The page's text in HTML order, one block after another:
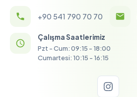
+90 541 790 70 70
Çalışma Saatlerimiz
Pzt - Cum: 09:15 - 18:00
Cumartesi: 10:15 - 16:15